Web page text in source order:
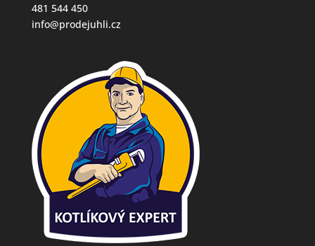
481 544 450
info@prodejuhli.cz